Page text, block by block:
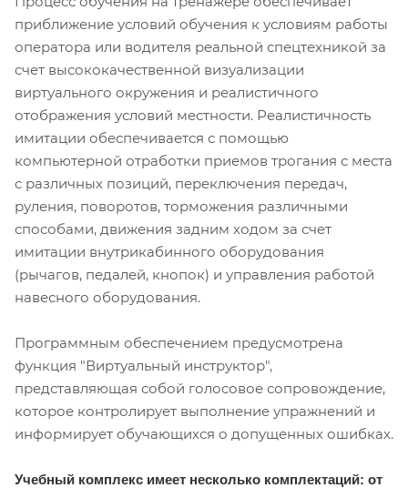
приближение условий обучения к условиям работы
оператора или водителя реальной спецтехникой за
счет высококачественной визуализации
виртуального окружения и реалистичного
отображения условий местности. Реалистичность
имитации обеспечивается с помощью
компьютерной отработки приемов трогания с места
с различных позиций, переключения передач,
руления, поворотов, торможения различными
способами, движения задним ходом за счет
имитации внутрикабинного оборудования
(рычагов, педалей, кнопок) и управления работой
навесного оборудования.
Программным обеспечением предусмотрена
функция "Виртуальный инструктор",
представляющая собой голосовое сопровождение,
которое контролирует выполнение упражнений и
информирует обучающихся о допущенных ошибках.
Учебный комплекс имеет несколько комплектаций: от